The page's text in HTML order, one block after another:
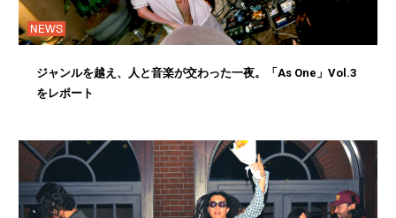
NEWS
ジャンルを越え、人と音楽が交わった一夜。「As One」Vol.3
をレポート